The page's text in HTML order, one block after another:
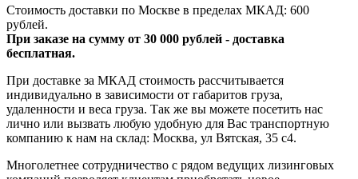
Стоимость доставки по Москве в пределах МКАД: 600
рублей.
При заказе на сумму от 30 000 рублей - доставка
бесплатная.
При доставке за МКАД стоимость рассчитывается
индивидуально в зависимости от габаритов груза,
удаленности и веса груза. Так же вы можете посетить нас
лично или вызвать любую удобную для Вас транспортную
компанию к нам на склад: Москва, ул Вятская, 35 c4.
Многолетнее сотрудничество с рядом ведущих лизинговых